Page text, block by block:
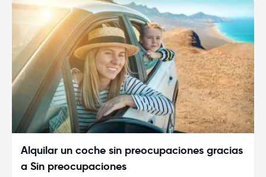
Alquilar un coche sin preocupaciones gracias
a Sin preocupaciones